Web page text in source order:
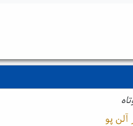
آلن پو